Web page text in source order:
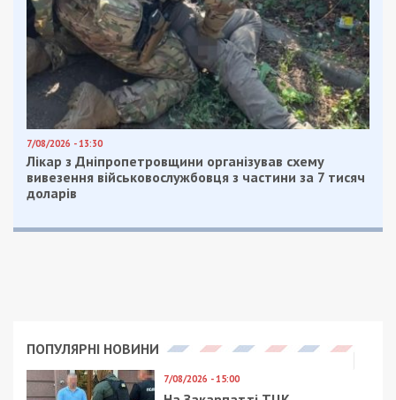
Суд призначив йому штраф у розмірі 51 000
гривень, який він зможе сплачувати частинами
протягом 10 місяців. А також стягнув витрати на
проведення судово-технічної експертизи в
розмірі 3786,40 гривень.
Нагадаємо, ухилянтів масоворозводять на гроші
під виглядом допомоги від мобілізації.
Facebook
Telegram
Twitter
WhatsApp
ViberEmail
отримувати найсвіжіші новини під ними.
Приєднуйтесь також до 49000 в Google News. Слідкуйте